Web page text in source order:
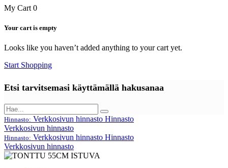
My Cart 0
Your cart is empty
Looks like you haven’t added anything to your cart yet.
Start Shopping
Etsi tarvitsemasi käyttämällä hakusanaa
Hinnasto: Verkkosivun hinnasto Hinnasto
Verkkosivun hinnasto
Hinnasto: Verkkosivun hinnasto Hinnasto
Verkkosivun hinnasto